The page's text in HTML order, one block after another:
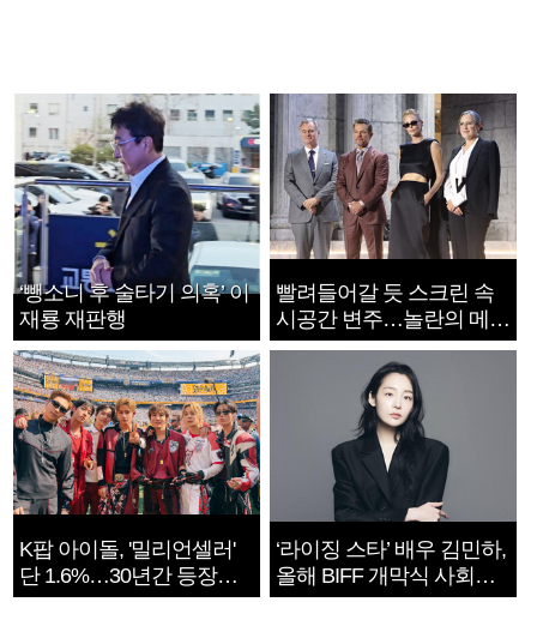
‘뺑소니 후 술타기 의혹’ 이
재룡 재판행
빨려들어갈 듯 스크린 속
시공간 변주…놀란의 메시
지는 ‘전쟁 속죄’
K팝 아이돌, '밀리언셀러'
단 1.6%…30년간 등장
1182개팀 전수조사
‘라이징 스타’ 배우 김민하,
올해 BIFF 개막식 사회자
확정